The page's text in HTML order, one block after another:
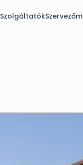
SzolgáltatókSzervezőm